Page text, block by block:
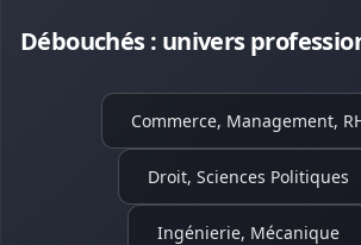
Débouchés : univers
Commerce, Management,
Droit, Sciences Politiques
Ingénierie, Mécanique